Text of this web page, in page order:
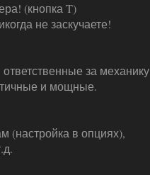
(кнопка T)
не заскучаете!
за механику
и мощные.
в опциях),